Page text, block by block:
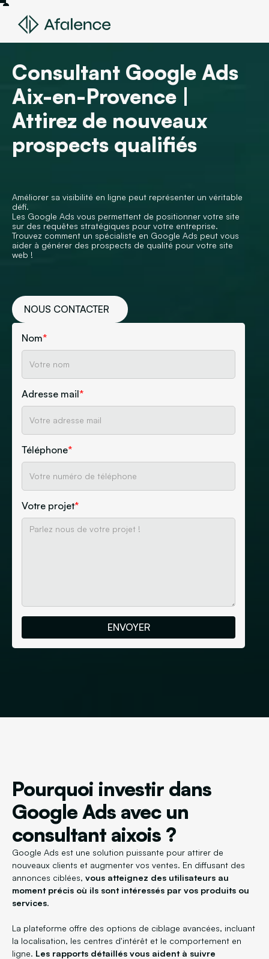
Consultant Google Ads
Aix-en-Provence |
Attirez de nouveaux
prospects qualifiés
Améliorer sa visibilité en ligne peut représenter un véritable
défi.
Les Google Ads vous permettent de positionner votre site
sur des requêtes stratégiques pour votre entreprise.
Trouvez comment un spécialiste en Google Ads peut vous
aider à générer des prospects de qualité pour votre site
web !
NOUS CONTACTER
Nom*
Adresse mail*
Téléphone*
Votre projet*
Pourquoi investir dans
Google Ads avec un
consultant aixois ?
Google Ads est une solution puissante pour attirer de
nouveaux clients et augmenter vos ventes. En diffusant des
annonces ciblées, vous atteignez des utilisateurs au
moment précis où ils sont intéressés par vos produits ou
services.
La plateforme offre des options de ciblage avancées, incluant
la localisation, les centres d'intérêt et le comportement en
ligne. Les rapports détaillés vous aident à suivre